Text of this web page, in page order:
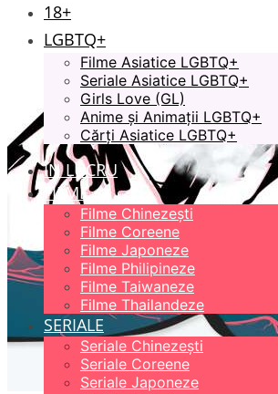
18+
LGBTQ+
Filme Asiatice LGBTQ+
Seriale Asiatice LGBTQ+
Girls Love (GL)
Anime și Animații LGBTQ+
Cărți Asiatice LGBTQ+
ÎN LUCRU
FILME
Filme Chinezești
Filme Coreene
Filme Japoneze
Filme Philipineze
Filme Taiwaneze
Filme Thailandeze
SERIALE
Seriale Chinezești
Seriale Coreene
Seriale Japoneze